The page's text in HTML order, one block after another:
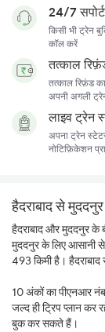
24/7 सपोर्ट
किसी भी ट्रेन
कॉल करें
तत्काल
तत्काल रिफ़ंड
अपनी अगली
लाइव ट्रेन
अपना ट्रेन
नोटिफ़िकेशन
हैदराबाद से
हैदराबाद और मुददनुर
मुददनुर के लिए आसानी
493 किमी है।
10 अंकों का पीएनआर
जल्द ही ट्रिप प्लान कर
बुक कर सकते हैं।